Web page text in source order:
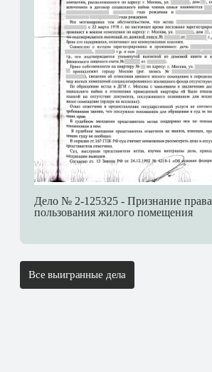
Дело № 2-125325 - Признание права
пользования жилого помещения
Все выигранные дела